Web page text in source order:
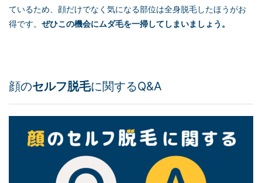
ているため、顔だけでなく気になる部位は全身脱毛したほうがお
得です。 ぜひこの機会にムダ毛を一掃してしまいましょう。
顔のセルフ脱毛に関するQ&A